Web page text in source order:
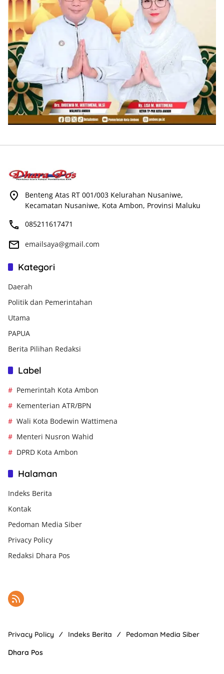
Benteng Atas RT 001/003 Kelurahan Nusaniwe,
Kecamatan Nusaniwe, Kota Ambon, Provinsi Maluku
085211617471
emailsaya@gmail.com
Kategori
Daerah
Politik dan Pemerintahan
Utama
PAPUA
Berita Pilihan Redaksi
Label
Pemerintah Kota Ambon
Kementerian ATR/BPN
Wali Kota Bodewin Wattimena
Menteri Nusron Wahid
DPRD Kota Ambon
Halaman
Indeks Berita
Kontak
Pedoman Media Siber
Privacy Policy
Redaksi Dhara Pos
Privacy Policy Indeks Berita
Pedoman Media Siber
Dhara Pos